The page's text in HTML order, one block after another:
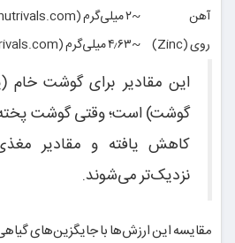
آهن
~۲ میلی‌گرم (nutrivals.com)
روی (Zinc)
~۴٫۶۳ میلی‌گرم (nutrivals.com)
این مقادیر برای گوشت خام
گوشت) است؛ وقتی گوشت
کاهش یافته و مقادیر
نزدیک‌تر می‌شوند.
مقایسه این ارزش‌ها با جایگزین‌های